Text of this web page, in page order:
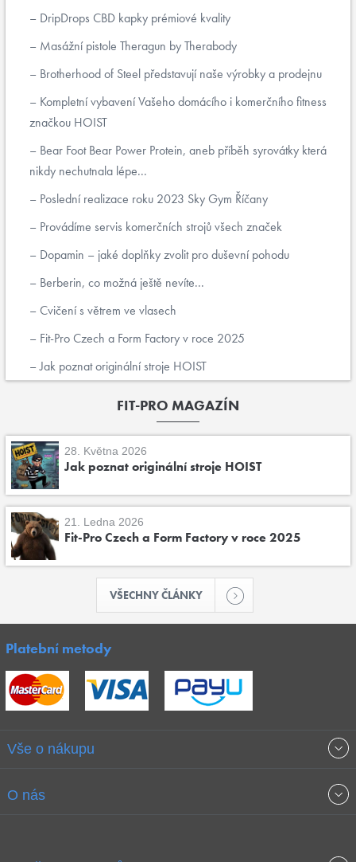
DripDrops CBD kapky prémiové kvality
Masážní pistole Theragun by Therabody
Brotherhood of Steel představují naše výrobky a prodejnu
Kompletní vybavení Vašeho domácího i komerčního fitness
značkou HOIST
Bear Foot Bear Power Protein, aneb příběh syrovátky která
nikdy nechutnala lépe...
Poslední realizace roku 2023 Sky Gym Říčany
Provádíme servis komerčních strojů všech značek
Dopamin – jaké doplňky zvolit pro duševní pohodu
Berberin, co možná ještě nevíte...
Cvičení s větrem ve vlasech
Fit-Pro Czech a Form Factory v roce 2025
Jak poznat originální stroje HOIST
FIT-PRO MAGAZÍN
28. Května 2026
Jak poznat originální stroje HOIST
21. Ledna 2026
Fit-Pro Czech a Form Factory v roce 2025
VŠECHNY ČLÁNKY
Platební metody
Vše o nákupu
Obchodní podmínky
O nás